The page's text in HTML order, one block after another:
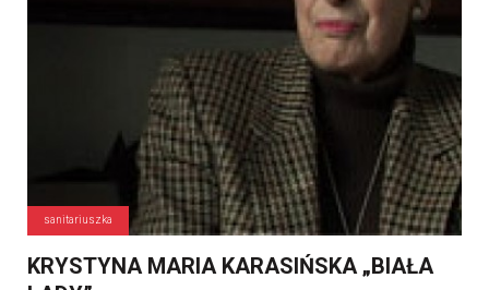
sanitariuszka
KRYSTYNA MARIA KARASIŃSKA „BIAŁA